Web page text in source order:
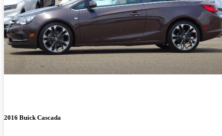
2016 Buick Cascada